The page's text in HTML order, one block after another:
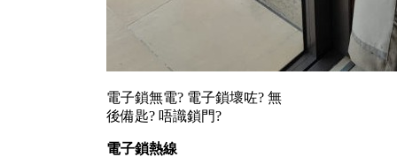
電子鎖無電? 電子鎖壞咗? 無
後備匙? 唔識鎖門?
電子鎖熱線